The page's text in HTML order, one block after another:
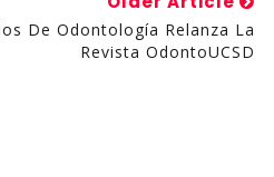
De Odontología Relanza La
Revista OdontoUCSD